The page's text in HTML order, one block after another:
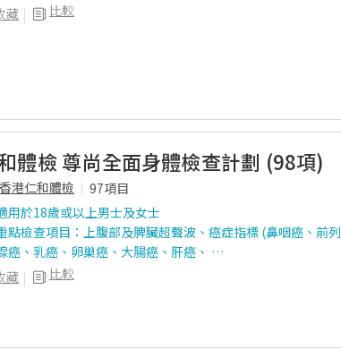
比較
藏
體檢 尊尚全面身體檢查計劃 (98項)
香港仁和體檢
97項目
用於18歲或以上男士及女士
點檢查項目：上腹部及脾臟超聲波、癌症指標 (鼻咽癌、前列
癌、乳癌、卵巢癌、大腸癌、肝癌、 …
比較
藏